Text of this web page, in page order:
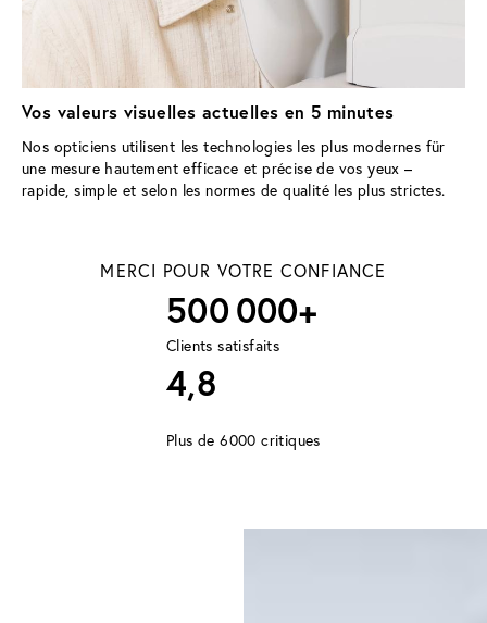
Vos valeurs visuelles actuelles en 5 minutes
Nos opticiens utilisent les technologies les plus modernes für
une mesure hautement efficace et précise de vos yeux –
rapide, simple et selon les normes de qualité les plus strictes.
MERCI POUR VOTRE CONFIANCE
500 000+
Clients satisfaits
4,8
Plus de 6000 critiques